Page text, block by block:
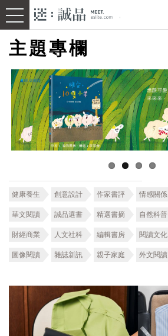
主題專欄
健康養生 創意設計 作家書評 情感關係
華文閱讀 誠品選書 精選書摘 自然科普
財經商業 人文社科 編輯書房 閱讀文化
圖像閱讀 雜誌新訊 親子家庭 外文閱讀